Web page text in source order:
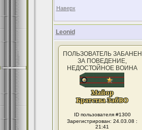
Наверх
Leonid
ПОЛЬЗОВАТЕЛЬ ЗАБАНЕН
ЗА ПОВЕДЕНИЕ,
НЕДОСТОЙНОЕ ВОИНА
ID пользователя #1300
Зарегистрирован: 24.03.08 :
21:41